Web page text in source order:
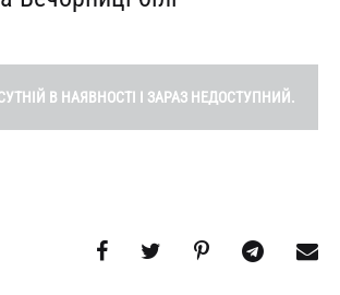
В НАЯВНОСТІ І ЗАРАЗ НЕДОСТУПНИЙ.